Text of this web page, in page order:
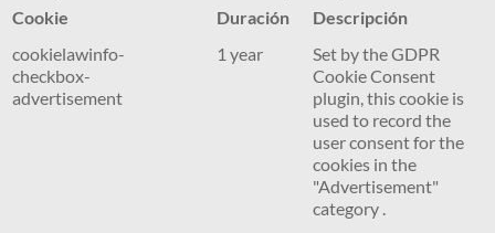
Cookie
Duración
Descripción
cookielawinfo-
checkbox-
advertisement
1 year
Set by the GDPR
Cookie Consent
plugin, this cookie is
used to record the
user consent for the
cookies in the
"Advertisement"
category .